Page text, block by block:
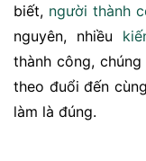
biết, người thành
nguyên, nhiều
thành công,
theo đuổi đến
làm là đúng.